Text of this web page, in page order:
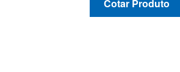
Cotar Produto